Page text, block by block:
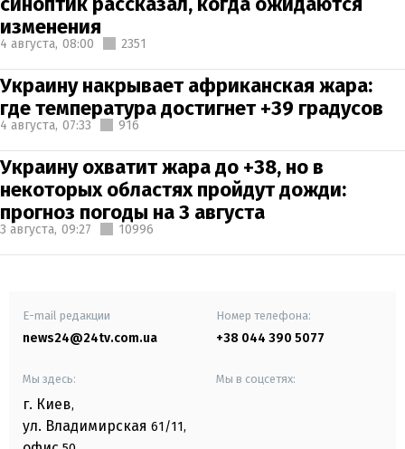
изменения
4 августа, 08:00 2351
Украину накрывает африканская жара:
где температура достигнет +39 градусов
4 августа, 07:33 916
Украину охватит жара до +38, но в
некоторых областях пройдут дожди:
прогноз погоды на 3 августа
3 августа, 09:27 10996
E-mail редакции
news24@24tv.com.ua
Номер телефона:
+38 044 390 5077
Мы здесь:
г. Киев,
ул. Владимирская 61/11,
Мы в соцсетях: